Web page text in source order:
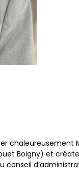
chaleureusement
Boigny) et
conseil